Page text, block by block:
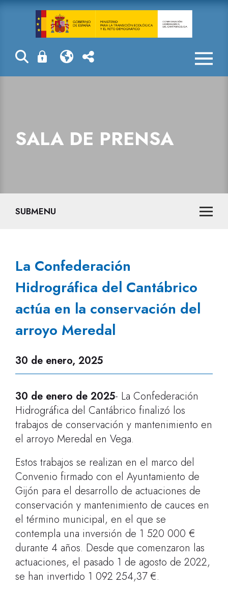
La
SALA DE PRENSA
SUBMENU
La Confederación
Hidrográfica del Cantábrico
actúa en la conservación del
arroyo Meredal
30 de enero, 2025
30 de enero de 2025- La Confederación
Hidrográfica del Cantábrico finalizó los
trabajos de conservación y mantenimiento en
el arroyo Meredal en Vega.
Estos trabajos se realizan en el marco del
Convenio firmado con el Ayuntamiento de
Gijón para el desarrollo de actuaciones de
conservación y mantenimiento de cauces en
el término municipal, en el que se
contempla una inversión de 1 520 000 €
durante 4 años. Desde que comenzaron las
actuaciones, el pasado 1 de agosto de 2022,
se han invertido 1 092 254,37 €.